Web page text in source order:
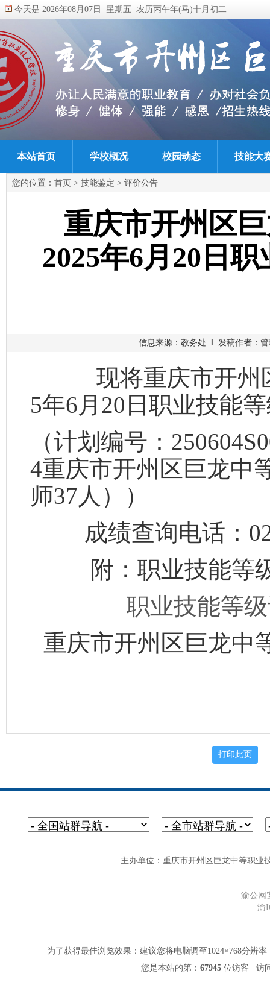
今天是 2026年08月07日 星期五 农历丙午年(马)十月初二
本站首页 学校概况 校园动态 技能大
您的位置： 首页 > 技能鉴定 > 评价公告
重庆市开州区
2025年6月20日
信息来源：教务处 ‖ 发稿作者：
现将重庆市开州区
5年6月 20 日职业技能
（计划编号：
4重庆市开州区巨龙中
师37人））
成绩查询电话：
附：职业技能等级
职业技能等
重庆市开州区巨龙中
主办单位：重庆市开州区巨龙中等职业
渝公网
渝
为了获得最佳浏览效果：建议您将电脑调至1024×768分辨
您是本站的第： 67945 位访客 访